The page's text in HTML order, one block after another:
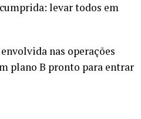
levar todos em
nas operações
plano B pronto para entrar